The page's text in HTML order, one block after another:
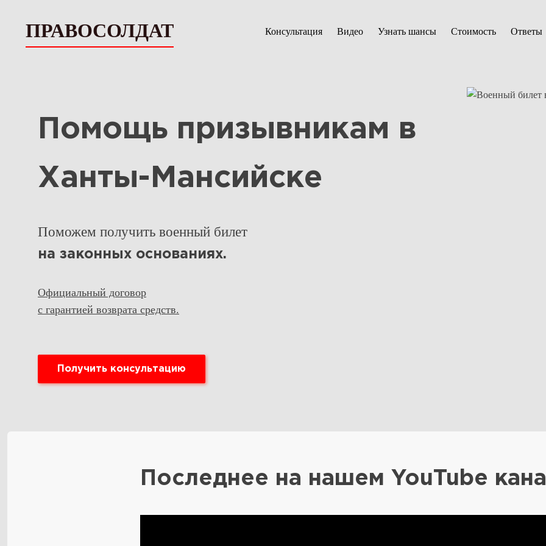
ПРАВОСОЛДАТ Консультация Видео Узнать шансы Стоимость Ответы
Помощь призывникам в
Ханты-Мансийске
Поможем получить военный билет
на законных основаниях.
Официальный договор
с гарантией возврата средств.
Получить консультацию
Последнее на нашем YouTube